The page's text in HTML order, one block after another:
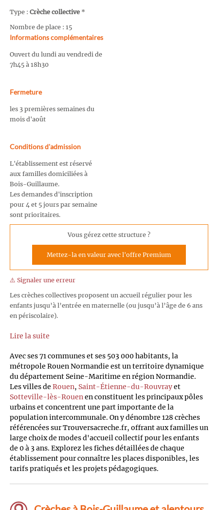
Type : Crèche collective *
Nombre de place : 15
Informations complémentaires
Ouvert du lundi au vendredi de
7h45 à 18h30
Fermeture
les 3 premières semaines du
mois d'août
Conditions d'admission
L'établissement est réservé
aux familles domiciliées à
Bois-Guillaume.
Les demandes d'inscription
pour 4 et 5 jours par semaine
sont prioritaires.
Vous gérez cette structure ?
Mettez-la en valeur avec l'offre Premium
⚠️ Signaler une erreur
Les crèches collectives proposent un accueil régulier pour les
enfants jusqu’à l’entrée en maternelle (ou jusqu’à l’âge de 6 ans
en périscolaire).
Lire la suite
Avec ses 71 communes et ses 503 000 habitants, la
métropole Rouen Normandie est un territoire dynamique
du département Seine-Maritime en région Normandie.
Les villes de Rouen, Saint-Étienne-du-Rouvrayet
Sotteville-lès-Rouenen constituent les principaux pôles
urbains et concentrent une part importante de la
population intercommunale. On y dénombre 128 crèches
référencées sur Trouversacreche.fr, offrant aux familles un
large choix de modes d'accueil collectif pour les enfants
de 0 à 3 ans. Explorez les fiches détaillées de chaque
établissement pour connaître les places disponibles, les
tarifs pratiqués et les projets pédagogiques.